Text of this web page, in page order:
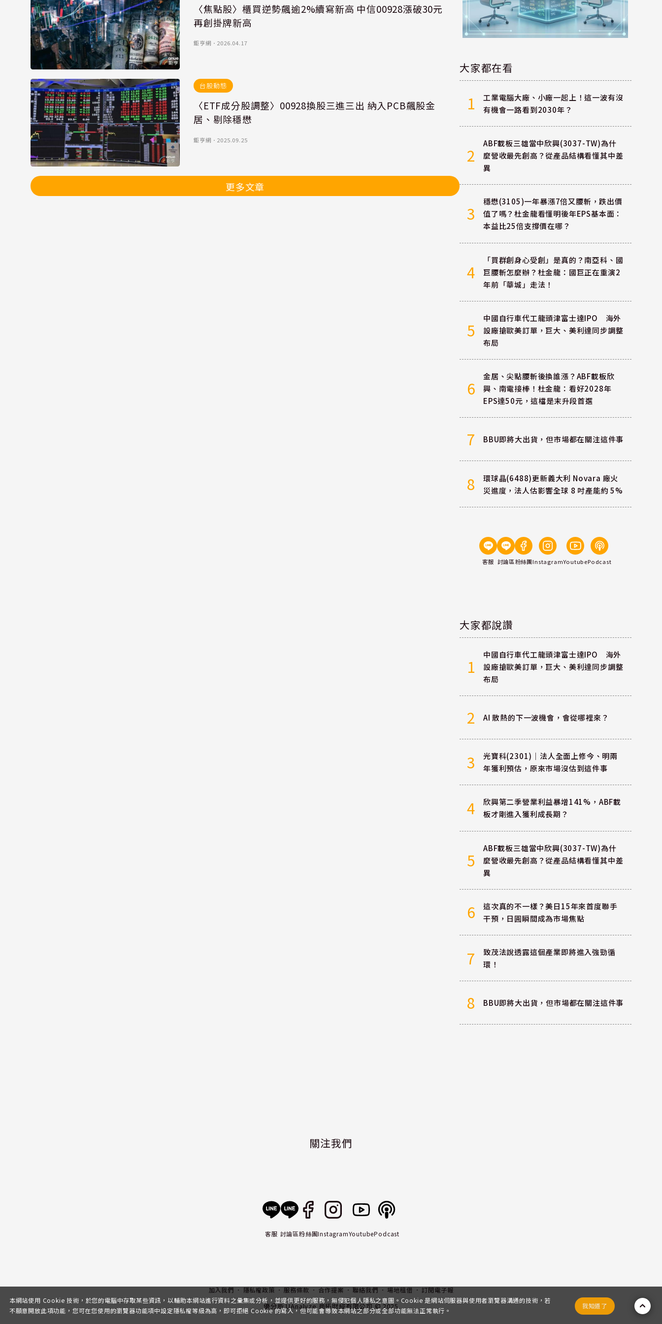
〈焦點股〉櫃買逆勢飆逾2%續寫新高 中信00928漲破30元
再創掛牌新高
鉅亨網 ． 2026.04.17
台股動態
〈ETF成分股調整〉00928換股三進三出 納入PCB飆股金
居、剔除穩懋
鉅亨網 ． 2025.09.25
更多文章
大家都在看
1
工業電腦大廠、小廠一起上！這一波有沒
有機會一路看到2030年？
2
ABF載板三雄當中欣興(3037-TW)為什
麼營收最先創高？從產品結構看懂其中差
異
3
穩懋(3105)一年暴漲7倍又腰斬，跌出價
值了嗎？杜金龍看懂明後年EPS基本面：
本益比25倍支撐價在哪？
4
「買群創身心受創」是真的？南亞科、國
巨腰斬怎麼辦？杜金龍：國巨正在重演2
年前「華城」走法！
5
中國自行車代工龍頭津富士達IPO 海外
設廠搶歐美訂單，巨大、美利達同步調整
布局
6
金居、尖點腰斬後換誰漲？ABF載板欣
興、南電接棒！杜金龍：看好2028年
EPS達50元，這檔是末升段首選
7 BBU即將大出貨，但市場都在關注這件事
8
環球晶(6488)更新義大利 Novara 廠火
災進度，法人估影響全球 8 吋產能約 5%
客服 討論區粉絲團InstagramYoutubePodcast
大家都說讚
1
中國自行車代工龍頭津富士達IPO 海外
設廠搶歐美訂單，巨大、美利達同步調整
布局
2 AI 散熱的下一波機會，會從哪裡來？
3
光寶科(2301)｜法人全面上修今、明兩
年獲利預估，原來市場沒估到這件事
4
欣興第二季營業利益暴增141%，ABF載
板才剛進入獲利成長期？
5
ABF載板三雄當中欣興(3037-TW)為什
麼營收最先創高？從產品結構看懂其中差
異
6
這次真的不一樣？美日15年來首度聯手
干預，日圓瞬間成為市場焦點
7
致茂法說透露這個產業即將進入強勁循
環！
8 BBU即將大出貨，但市場都在關注這件事
關注我們
客服 討論區粉絲團InstagramYoutubePodcast
加入我們 隱私權政策 服務條款 合作提案 聯絡我們 場地租借 訂閱電子報
優分析 UAnalyze 商拓財經有限公司 © 2025
本網站使用 Cookie 技術，於您的電腦中存取某些資訊，以輔助本網站進行資料之彙集或分析，並提供更好的服務，無侵犯個人隱私之意圖。Cookie 是網站伺服器與使用者瀏覽器溝通的技術，若
不願意開放此項功能，您可在您使用的瀏覽器功能項中設定隱私權等級為高，即可拒絕 Cookie 的寫入，但可能會導致本網站之部分或全部功能無法正常執行。
我知道了